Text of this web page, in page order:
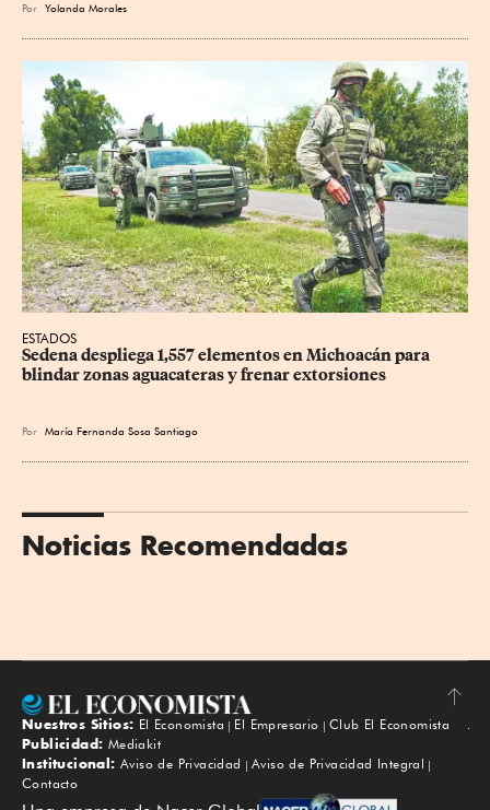
Por Yolanda Morales
ESTADOS
Sedena despliega 1,557 elementos en Michoacán para
blindar zonas aguacateras y frenar extorsiones
Por María Fernanda Sosa Santiago
Noticias Recomendadas
Subir
Nuestros Sitios: El Economista El Empresario
Club El Economista
Publicidad: Mediakit
Institucional: Aviso de Privacidad
Aviso de Privacidad Integral
Contacto